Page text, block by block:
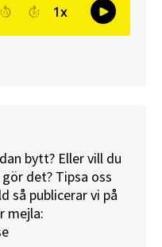
bytt? Eller vill du
det? Tipsa oss
så publicerar vi på
mejla: